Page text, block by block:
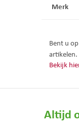
Merk
Bent u
Bekijk
Altijd